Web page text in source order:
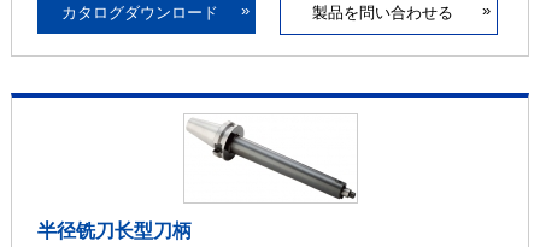
カタログダウンロード » 製品を問い合わせる »
半径铣刀长型刀柄